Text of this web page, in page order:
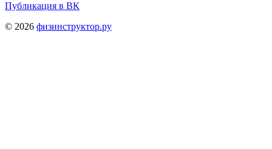
Публикация в ВК
© 2026 физинструктор.ру